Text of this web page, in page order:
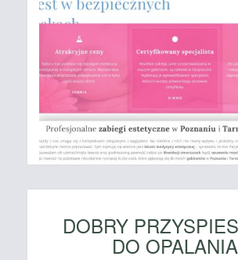
DOBRY
DO OPALANIA